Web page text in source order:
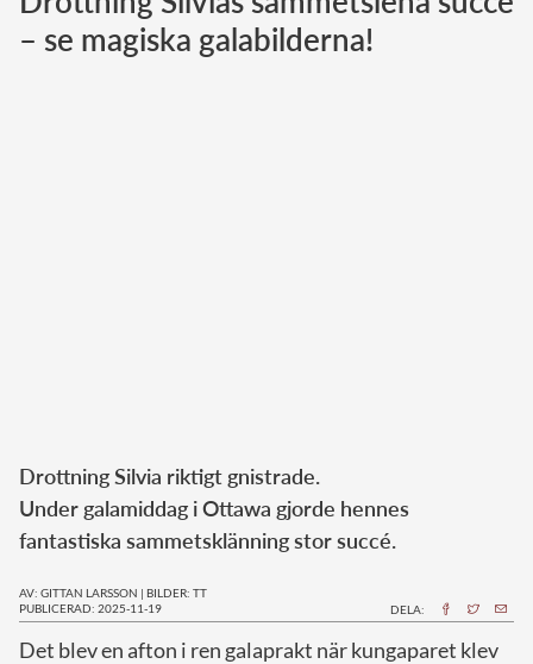
Norska kungahuset
– se magiska galabilderna!
Drottning Silvia riktigt gnistrade.
Under galamiddag i Ottawa gjorde hennes
fantastiska sammetsklänning stor succé.
AV: GITTAN LARSSON | BILDER: TT
PUBLICERAD: 2025-11-19
DELA:
Det blev en afton i ren gala­prakt när kungaparet klev